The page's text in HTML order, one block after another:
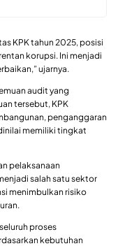
KPK tahun 2025, posisi
korupsi. Ini menjadi
ujarnya.
audit yang
tersebut, KPK
penganggaran
memiliki tingkat
pelaksanaan
salah satu sektor
menimbulkan risiko
proses
kebutuhan